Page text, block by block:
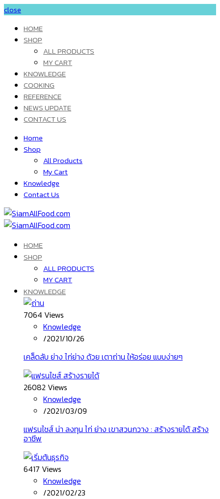
close
HOME
SHOP
ALL PRODUCTS
MY CART
KNOWLEDGE
COOKING
REFERENCE
NEWS UPDATE
CONTACT US
Home
Shop
All Products
My Cart
Knowledge
Contact Us
HOME
SHOP
ALL PRODUCTS
MY CART
KNOWLEDGE
7064 Views
Knowledge
/2021/10/26
เคล็ดลับ ย่าง ไก่ย่าง ด้วย เตาถ่าน ให้อร่อย แบบง่ายๆ
26082 Views
Knowledge
/2021/03/09
แฟรนไชส์ น่า ลงทุน ไก่ ย่าง เขาสวนกวาง : สร้างรายได้ สร้าง
อาชีพ
6417 Views
Knowledge
/2021/02/23